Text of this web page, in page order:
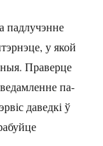
падлучэнне
у якой
Праверце
па-
даведкі ў